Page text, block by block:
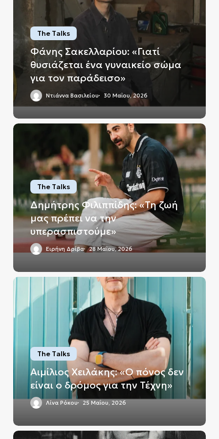
θυσιάζεται
γυναικείο
σώμα
τον
παράδεισο»
The Talks
Φάνης Σακελλαρίου: «Γιατί
θυσιάζεται ένα γυναικείο σώμα
για τον παράδεισο»
Ντιάννα Βασιλείου 30 Μαΐου, 2026
Δημήτρης
ζωή
να
την
υπερασπιστούμε»
The Talks
Δημήτρης Φιλιππίδης: «Τη ζωή
μας πρέπει να την
υπερασπιστούμε»
Ειρήνη Δρίβα 28 Μαΐου, 2026
Αιμίλιος
Χειλάκης:
πόνος
είναι
δρόμος
Τέχνη»
The Talks
Αιμίλιος Χειλάκης: «Ο πόνος δεν
είναι ο δρόμος για την Τέχνη»
Λίνα Ρόκου 25 Μαΐου, 2026
Λένα